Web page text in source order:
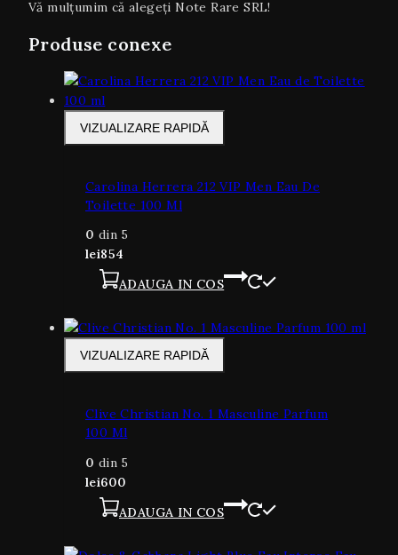
Vă mulțumim că alegeți Note Rare SRL!
Produse conexe
VIZUALIZARE RAPIDĂ
Carolina Herrera 212 VIP Men Eau De
Toilette 100 Ml
0 din 5
lei854
ADAUGA IN COS
VIZUALIZARE RAPIDĂ
Clive Christian No. 1 Masculine Parfum
100 Ml
0 din 5
lei600
ADAUGA IN COS